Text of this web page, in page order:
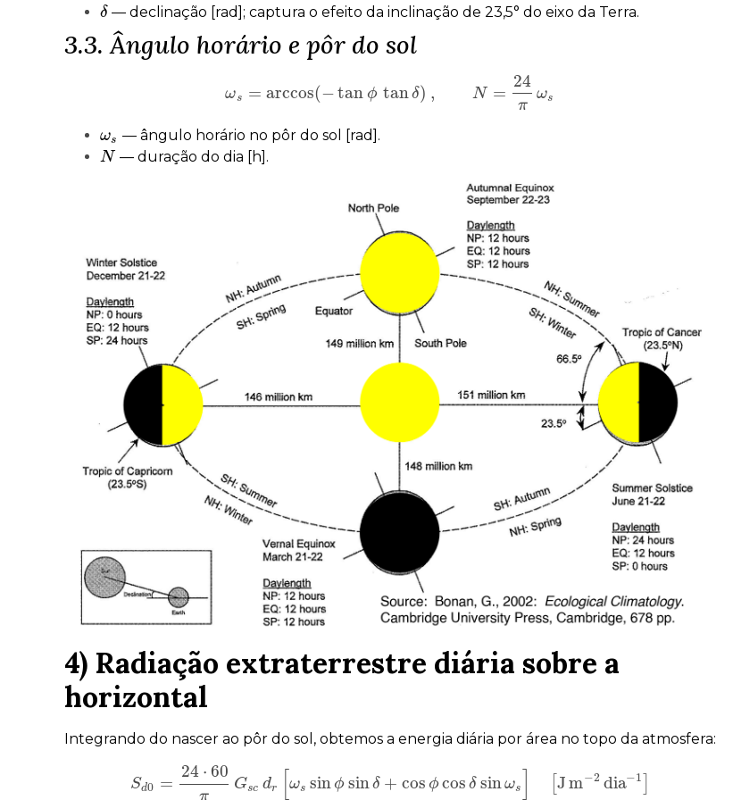
δ
δ — declinação [rad]; captura o efeito da inclinação de 23,5° do eixo da Terra.
3.3. Ângulo horário e pôr do sol
ωs = arccos(−tan ϕ tanδ) , N =
24
π
ωs
ωs=arccos(−tanϕtanδ ), 24πωs
ωs
ωs — ângulo horário no pôr do sol [rad].
N
N — duração do dia [h].
4) Radiação extraterrestre diária sobre a
horizontal
Integrando do nascer ao pôr do sol, obtemos a energia diária por área no topo da atmosfera:
Sd0 =
24 ⋅ 60
π
Gsc dr [ωs sinϕ sinδ + cos ϕcos δ sinωs [J m−2 dia−1
Sd0=24⋅60π Gscdr[ωssinϕsinδ+cos ϕcosδ sinωs][Jm dia−1